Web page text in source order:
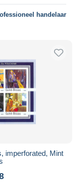
handelaar
imperforated, Mint